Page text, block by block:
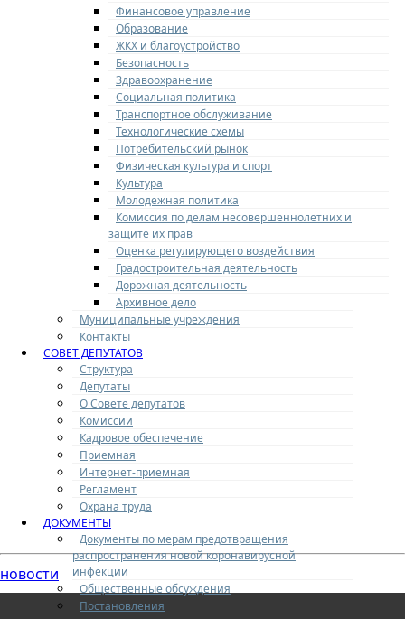
Финансовое управление
Образование
ЖКХ и благоустройство
Безопасность
Здравоохранение
Социальная политика
Транспортное обслуживание
Технологические схемы
Потребительский рынок
Физическая культура и спорт
Культура
Молодежная политика
Комиссия по делам несовершеннолетних и
защите их прав
Оценка регулирующего воздействия
Градостроительная деятельность
Дорожная деятельность
Архивное дело
Муниципальные учреждения
Контакты
СОВЕТ ДЕПУТАТОВ
Структура
Депутаты
О Совете депутатов
Комиссии
Кадровое обеспечение
Приемная
Интернет-приемная
Регламент
Охрана труда
ДОКУМЕНТЫ
Документы по мерам предотвращения
распространения новой коронавирусной
инфекции
Общественные обсуждения
Постановления
новости